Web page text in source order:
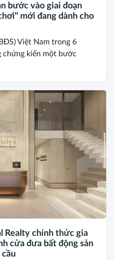
bước vào giai đoạn
mới đang dành cho
Việt Nam trong 6
chứng kiến một bước
Realty chính thức gia
cửa đưa bất động sản